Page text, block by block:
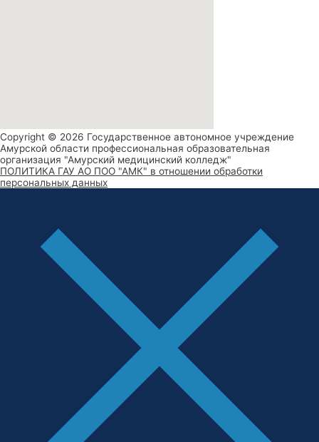
Copyright © 2026 Государственное автономное учреждение
Амурской области профессиональная образовательная
организация "Амурский медицинский колледж"
ПОЛИТИКА ГАУ АО ПОО "АМК" в отношении обработки
персональных данных